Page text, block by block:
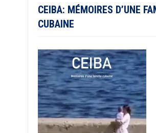
CEIBA: MÉMOIRES D’UNE
CUBAINE